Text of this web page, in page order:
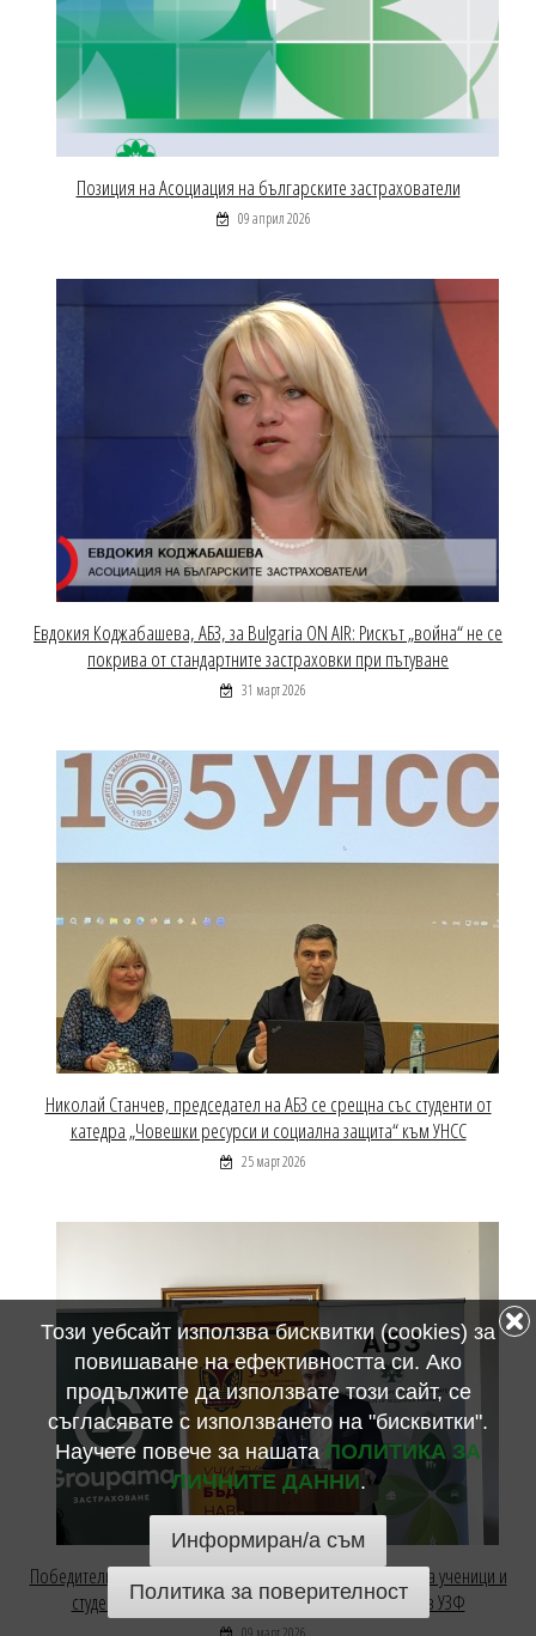
Позиция на Асоциация на българските застрахователи
09 април 2026
Евдокия Коджабашева, АБЗ, за Bulgaria ON AIR: Рискът „война“ не се
покрива от стандартните застраховки при пътуване
31 март 2026
Николай Станчев, председател на АБЗ се срещна със студенти от
катедра „Човешки ресурси и социална защита“ към УНСС
25 март 2026
Победителите в Националния конкурс по застраховане за ученици и
студенти бяха отличени на официална церемония в УЗФ
Този уебсайт използва бисквитки (cookies) за
повишаване на ефективността си. Ако
продължите да използвате този сайт, се
съгласявате с използването на "бисквитки".
Научете повече за нашата ПОЛИТИКА ЗА
ЛИЧНИТЕ ДАННИ.
Информиран/а съм
Политика за поверителност